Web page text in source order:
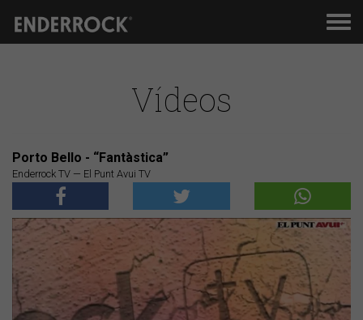
Vídeos
Porto Bello - “Fantàstica”
Enderrock TV — El Punt Avui TV